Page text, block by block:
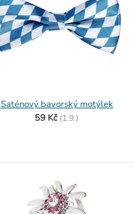
Saténový bavorský motýlek
59 Kč (1.9.)